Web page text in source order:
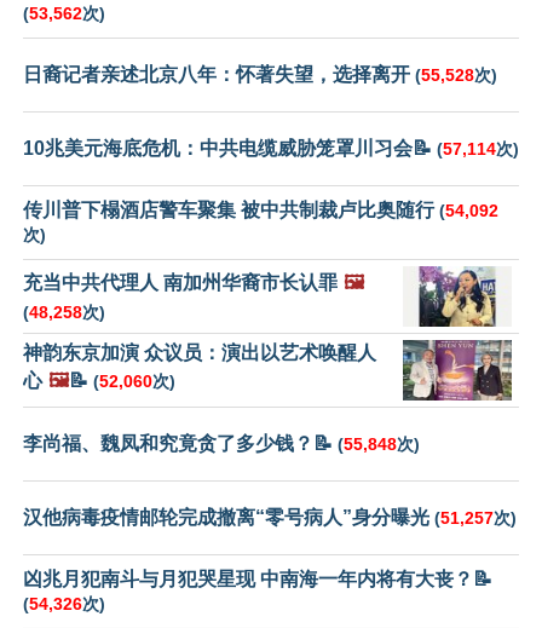
(53,562次)
日裔记者亲述北京八年：怀著失望，选择离开 (55,528次)
10兆美元海底危机：中共电缆威胁笼罩川习会📝 (57,114次)
传川普下榻酒店警车聚集 被中共制裁卢比奥随行(54,092
次)
充当中共代理人 南加州华裔市长认罪 🖼️
(48,258次)
神韵东京加演 众议员：演出以艺术唤醒人
心 🖼️📝 (52,060次)
李尚福、魏凤和究竟贪了多少钱？📝 (55,848次)
汉他病毒疫情邮轮完成撤离“零号病人”身分曝光 (51,257次)
凶兆月犯南斗与月犯哭星现 中南海一年内将有大丧？📝
(54,326次)